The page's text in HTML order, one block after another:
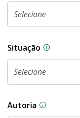
Situação Na
Autoria As